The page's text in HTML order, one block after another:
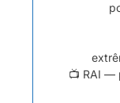
📺 RAI —